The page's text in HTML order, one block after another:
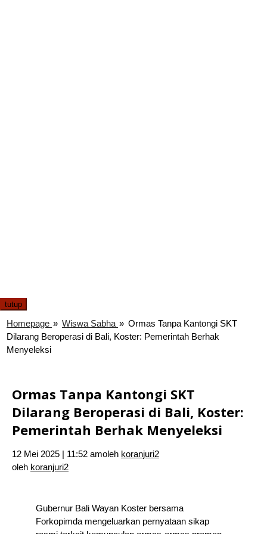
tutup
Homepage » Wiswa Sabha » Ormas Tanpa Kantongi SKT
Dilarang Beroperasi di Bali, Koster: Pemerintah Berhak
Menyeleksi
Ormas Tanpa Kantongi SKT
Dilarang Beroperasi di Bali, Koster:
Pemerintah Berhak Menyeleksi
12 Mei 2025 | 11:52 amoleh koranjuri2
oleh koranjuri2
Gubernur Bali Wayan Koster bersama
Forkopimda mengeluarkan pernyataan sikap